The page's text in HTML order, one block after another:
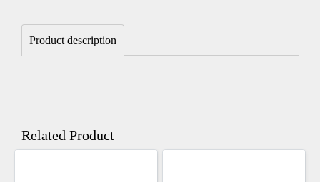
Product description
Related Product